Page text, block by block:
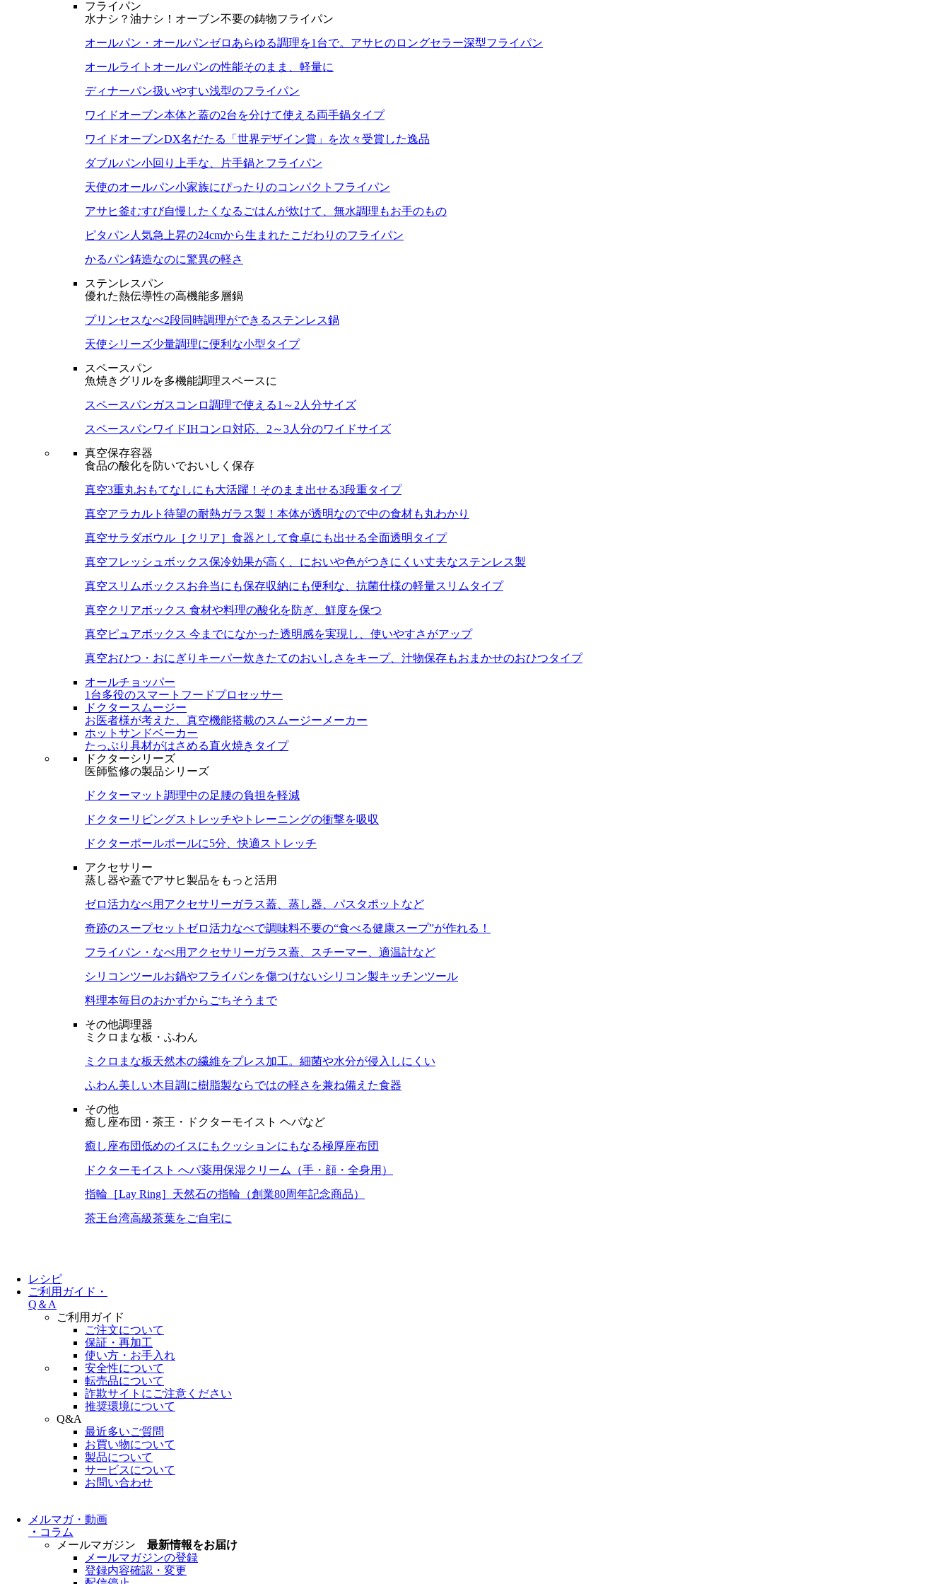
フライパン
水ナシ？油ナシ！オーブン不要の鋳物フライパン
オールパン・オールパンゼロ あらゆる調理を1台で。アサヒのロングセラー深型フライパン
オールライト オールパンの性能そのまま、軽量に
ディナーパン扱いやすい浅型のフライパン
ワイドオーブン本体と蓋の2台を分けて使える両手鍋タイプ
ワイドオーブンDX名だたる「世界デザイン賞」を次々受賞した逸品
ダブルパン小回り上手な、片手鍋とフライパン
天使のオールパン小家族にぴったりのコンパクトフライパン
アサヒ釜むすび自慢したくなるごはんが炊けて、無水調理もお手のもの
ピタパン 人気急上昇の24cmから生まれたこだわりのフライパン
かるパン鋳造なのに驚異の軽さ
ステンレスパン
優れた熱伝導性の高機能多層鍋
プリンセスなべ2段同時調理ができるステンレス鍋
天使シリーズ少量調理に便利な小型タイプ
スペースパン
魚焼きグリルを多機能調理スペースに
スペースパンガスコンロ調理で使える1～2人分サイズ
スペースパンワイドIHコンロ対応、2～3人分のワイドサイズ
真空保存容器
食品の酸化を防いでおいしく保存
真空3重丸おもてなしにも大活躍！そのまま出せる3段重タイプ
真空アラカルト 待望の耐熱ガラス製！本体が透明なので中の食材も丸わかり
真空サラダボウル［クリア］ 食器として食卓にも出せる全面透明タイプ
真空フレッシュボックス保冷効果が高く、においや色がつきにくい丈夫なステンレス製
真空スリムボックスお弁当にも保存収納にも便利な、抗菌仕様の軽量スリムタイプ
真空クリアボックス 食材や料理の酸化を防ぎ、鮮度を保つ
真空ピュアボックス 今までになかった透明感を実現し、使いやすさがアップ
真空おひつ・おにぎりキーパー炊きたてのおいしさをキープ、汁物保存もおまかせのおひつタイプ
オールチョッパー
1台多役のスマートフードプロセッサー
ドクタースムージー
お医者様が考えた、真空機能搭載のスムージーメーカー
ホットサンドベーカー
たっぷり具材がはさめる直火焼きタイプ
ドクターシリーズ
医師監修の製品シリーズ
ドクターマット 調理中の足腰の負担を軽減
ドクターリビングストレッチやトレーニングの衝撃を吸収
ドクターポールポールに5分、快適ストレッチ
アクセサリー
蒸し器や蓋でアサヒ製品をもっと活用
ゼロ活力なべ用アクセサリーガラス蓋、蒸し器、パスタポットなど
奇跡のスープセット ゼロ活力なべで調味料不要の“食べる健康スープ”が作れる！
フライパン・なべ用アクセサリーガラス蓋、スチーマー、適温計など
シリコンツールお鍋やフライパンを傷つけないシリコン製キッチンツール
料理本毎日のおかずからごちそうまで
その他調理器
ミクロまな板・ふわん
ミクロまな板天然木の繊維をプレス加工。細菌や水分が侵入しにくい
ふわん美しい木目調に樹脂製ならではの軽さを兼ね備えた食器
その他
癒し座布団・茶王・ドクターモイスト ヘパなど
癒し座布団低めのイスにもクッションにもなる極厚座布団
ドクターモイスト へパ薬用保湿クリーム（手・顔・全身用）
指輪［Lay Ring］ 天然石の指輪（創業80周年記念商品）
茶王台湾高級茶葉をご自宅に
レシピ
ご利用ガイド・
Q＆A
ご利用ガイド
ご注文について
保証・再加工
使い方・お手入れ
安全性について
転売品について
詐欺サイトにご注意ください
推奨環境について
Q&A
最近多いご質問
お買い物について
製品について
サービスについて
お問い合わせ
メルマガ・動画
・ コラム
メールマガジン 最新情報をお届け
メールマガジンの登録
登録内容確認・変更